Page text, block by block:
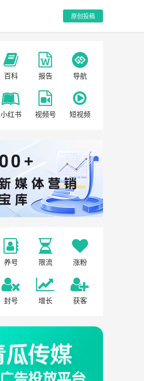
原创投稿
百科 报告 导航
小红书 视频号 短视频
养号 限流 涨粉
封号 增长 获客